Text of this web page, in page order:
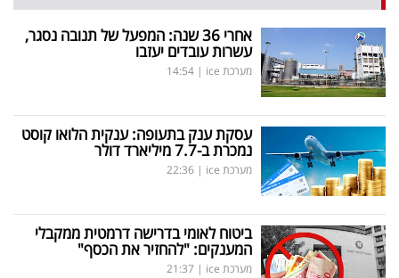
אחרי 36 שנה: המפעל של תנובה נסגר,
עשרות עובדים יעזבו
מערכת ice |
14:54
עסקת ענק בתעופה: ענקית הלואו קוסט
נמכרת ב-7.7 מיליארד דולר
מערכת ice |
22:36
ביטוח לאומי בדרישה דרמטית ממקבלי
המענקים: "להחזיר את הכסף"
מערכת ice |
21:37